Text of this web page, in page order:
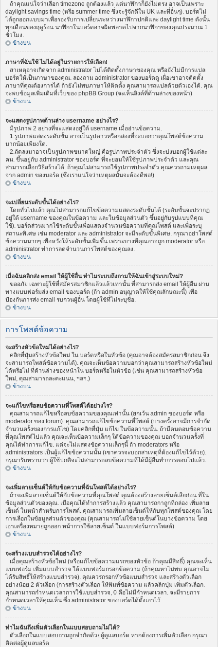
ถ้าคุณแน่ใจว่าเลือก timezone ถูกต้องแล้ว แต่นาฬิกาก็ยังไม่ตรง อาจเป็นเพราะ
daylight savings time (หรือ summer time ซึ่งจะรู้จักดีใน UK และที่อื่นๆ). บอร์ดไม่
ได้ถูกออกแบบมาเพื่อรองรับการเปลี่ยนระหว่างนาฬิกาปกติและ daylight time ดังนั้น
ทุกเดือนของฤดูร้อน นาฬิกาในบอร์ดอาจผิดพลาดไปจากนาฬิกาของคุณประมาณ 1
ชั่วโมง.
ข้างบน
ภาษาที่ฉันใช้ ไม่ได้อยู่ในรายการให้เลือก!
สาเหตุอาจเกิดจาก administrator ไม่ได้ติดตั้งภาษาของคุณ หรือยังไม่มีการแปล
บอร์ดให้เป็นภาษาของคุณ. ลองถาม administrator ของบอร์ดดู เผื่อเขาอาจติดตั้ง
ภาษาที่คุณต้องการได้ ถ้ายังไม่พบภาษาให้ติดตั้ง คุณสามารถแปลด้วยตัวเองได้. คุณ
จะพบข้อมูลเพิ่มเติมที่เว็บของ phpBB Group (จะเห็นลิงค์ที่ด้านล่างของหน้า)
ข้างบน
จะแสดงรูปภาพด้านล่าง username อย่างไร?
มีรูปภาพ 2 อย่างที่จะแสดงอยู่ใต้ username เมื่ออ่านข้อความ.
1.รูปภาพแสดงระดับขั้น อาจเป็นรูปดาวหรือกล่องที่จะบอกว่าคุณโพสต์ข้อความ
มากน้อยเพียงใด.
2.ถัดลงมาอาจเป็นรูปภาพขนาดใหญ่ คือรูปภาพประจำตัว ซึ่งจะบ่งบอกผู้ใช้แต่ละ
คน. ขึ้นอยู่กับ administrator ของบอร์ด ที่จะยอมให้ใช้รูปภาพประจำตัว และคุณ
สามารถเลือกวิธีสร้างได้. ถ้าคุณไม่สามารถใช้รูปภาพประจำตัว คุณควรถามเหตุผล
จาก admin ของบอร์ด (ซึ่งเราแน่ใจว่าเหตุผลนั้นจะต้องดีพอ!)
ข้างบน
จะเปลี่ยนระดับขั้นได้อย่างไร?
โดยทั่วไปแล้ว คุณไม่สามารถแก้ไขข้อความแสดงระดับขั้นได้ (ระดับขั้นจะปรากฏ
อยู่ใต้ username ของคุณในข้อความ และในข้อมูลส่วนตัว ขึ้นอยู่กับรูปแบบที่คุณ
ใช้). บอร์ดส่วนมากใช้ระดับขั้นเพื่อแสดงจำนวนข้อความที่คุณโพสต์ และเพื่อระบุ
สถานะพิเศษ เช่น moderator และ administrator จะมีระดับขั้นพิเศษ. กรุณาอย่าโพสต์
ข้อความมากๆ เพื่อหวังให้ระดับขั้นเพิ่มขึ้น เพราะบางทีคุณอาจถูก moderator หรือ
administrator ทำการลดจำนวนการโพสต์ของคุณลง.
ข้างบน
เมื่อฉันคลิกส่ง email ให้ผู้ใช้อื่น ทำไมระบบถึงถามให้ฉันเข้าสู่ระบบใหม่?
ขออภัย เฉพาะผู้ใช้ที่สมัครสมาชิกแล้วแล้วเท่านั้น ที่สามารถส่ง email ให้ผู้อื่น ผ่าน
ทางแบบฟอร์มส่ง email ของบอร์ด (ถ้า admin อนุญาตให้ใช้คุณลักษณะนี้) เพื่อ
ป้องกันการส่ง email รบกวนผู้อื่น โดยผู้ใช้ที่ไม่ระบุชื่อ.
ข้างบน
การโพสต์ข้อความ
จะสร้างหัวข้อใหม่ได้อย่างไร?
คลิกที่ปุ่มสร้างหัวข้อใหม่ ใน บอร์ดหรือในหัวข้อ (คุณอาจต้องสมัครสมาชิกก่อน จึง
จะสามารถโพสต์ข้อความได้). คุณจะเห็นข้อความบอกว่าคุณสามารถสร้างหัวข้อใหม่
ได้หรือไม่ ที่ด้านล่างของหน้าใน บอร์ดหรือในหัวข้อ (เช่น คุณสามารถสร้างหัวข้อ
ใหม่, คุณสามารถละคะแนน, ฯลฯ.)
ข้างบน
จะแก้ไขหรือลบข้อความที่โพสต์ได้อย่างไร?
คุณสามารถแก้ไขหรือลบข้อความของคุณเท่านั้น (ยกเว้น admin ของบอร์ด หรือ
moderator ของ forum). คุณสามารถแก้ไขข้อความที่โพสต์ (บางครั้งอาจมีการจำกัด
จำนวนครั้งของการแก้ไข) โดยคลิกที่ปุ่ม แก้ไข ในข้อความนั้น. ถ้ามีคนตอบข้อความ
ที่คุณโพสต์ไปแล้ว คุณจะเห็นข้อความเล็กๆ ใต้ข้อความของคุณ บอกจำนวนครั้งที่
คุณได้ทำการแก้ไข. แต่จะไม่แสดงข้อความเล็กๆนี้ ถ้า moderators หรือ
administrators เป็นผู้แก้ไขข้อความนั้น (เขาควรจะบอกสาเหตุที่ต้องแก้ไขไว้ด้วย).
กรุณารับทราบว่า ผู้ใช้ปกติจะไม่สามารถลบข้อความที่ได้มีผู้อื่นทำการตอบไปแล้ว.
ข้างบน
จะเพิ่มลายเซ็นต์ให้กับข้อความที่ฉันโพสต์ได้อย่างไร?
ถ้าจะเพิ่มลายเซ็นต์ให้กับข้อความที่คุณโพสต์ คุณต้องสร้างลายเซ็นต์เสียก่อน ที่ใน
ข้อมูลส่วนตัวของคุณ. เมื่อคุณได้ทำการสร้างแล้ว คุณสามารถกาถูกที่กล่อง เพิ่มลาย
เซ็นต์ ในหน้าสำหรับการโพสต์. คุณสามารถเพิ่มลายเซ็นต์ให้กับทุกโพสต์ของคุณ โดย
การเลือกในข้อมูลส่วนตัวของคุณ (คุณสามารถไม่ใช้ลายเซ็นต์ในบางข้อความ โดย
เอาเครื่องหมายถูกออก หน้าการใช้ลายเซ็นต์ ในแบบฟอร์มการโพสต์)
ข้างบน
จะสร้างแบบสำรวจได้อย่างไร?
เมื่อคุณสร้างหัวข้อใหม่ (หรือแก้ไขข้อความแรกของหัวข้อ ถ้าคุณมีสิทธิ์) คุณจะเห็น
แบบฟอร์ม เพิ่มแบบสำรวจ ใต้แบบฟอร์มกรอกข้อความ (ถ้าคุณหาไม่พบ คุณอาจไม่
ได้รับสิทธิ์ให้สร้างแบบสำรวจ). คุณควรกรอกหัวข้อแบบสำรวจ และสร้างตัวเลือก
อย่างน้อย 2 ตัวเลือก (การสร้างตัวเลือก ให้พิมพ์ข้อความ แล้วคลิกปุ่ม เพิ่มตัวเลือก.
คุณสามารถกำหนดเวลาการใช้แบบสำรวจ, 0 คือไม่มีกำหนดเวลา. จะมีรายการ
กำหนดเวลาให้คุณเห็น ซึ่ง administrator ของบอร์ดได้ตั้งเอาไว้
ข้างบน
ทำไมฉันถึงเพิ่มตัวเลือกในแบบสอบถามไม่ได้?
ตัวเลือกในแบบสอบถามถูกจำกัดด้วยผู้ดูแลบอร์ด หากต้องการเพิ่มตัวเลือก กรุณา
ติดต่อผู้ดูแลบอร์ด